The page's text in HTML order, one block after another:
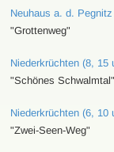
Neuhaus a. d.
"Grottenweg"
Niederkrüchten (8, 15
"Schönes Schwalmtal"
Niederkrüchten (6, 10
"Zwei-Seen-Weg"